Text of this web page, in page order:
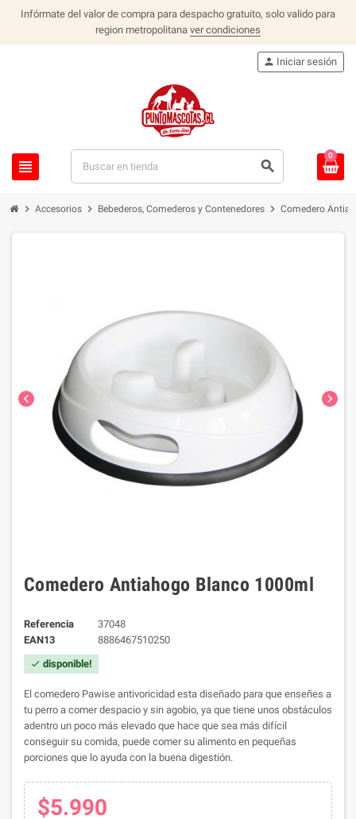
Infórmate del valor de compra para despacho gratuito, solo valido para
region metropolitana ver condiciones
view_headline search
person Iniciar sesión
0
chevron_right Accesorios chevron_right Bebederos, Comederos y Contenedores chevron_right Comedero
chevron_left chevron_right
Comedero Antiahogo Blanco 1000ml
Referencia
37048
EAN13
8886467510250
check disponible!
El comedero Pawise antivoricidad esta diseñado para que enseñes a
tu perro a comer despacio y sin agobio, ya que tiene unos obstáculos
adentro un poco más elevado que hace que sea más difícil
conseguir su comida, puede comer su alimento en pequeñas
porciones que lo ayuda con la buena digestión.
$5.990